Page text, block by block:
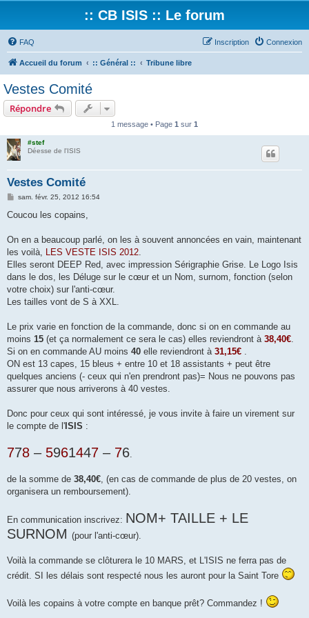
:: CB ISIS :: Le forum
FAQ Connexion
Inscription
Accueil du forum :: Général :: Tribune libre
Vestes Comité
Répondre
1 message • Page 1 sur 1
#stef
Déesse de l'ISIS
Vestes Comité
M
s
g
sam. févr. 25, 2012 16:54
Coucou les copains,
On en a beaucoup parlé, on les à souvent annoncées en vain, maintenant
les voilà, LES VESTE ISIS 2012.
Elles seront DEEP Red, avec impression Sérigraphie Grise. Le Logo Isis
dans le dos, les Déluge sur le cœur et un Nom, surnom, fonction (selon
votre choix) sur l'anti-cœur.
Les tailles vont de S à XXL.
Le prix varie en fonction de la commande, donc si on en commande au
moins 15 (et ça normalement ce sera le cas) elles reviendront à 38,40€.
Si on en commande AU moins 40 elle reviendront à 31,15€ .
ON est 13 capes, 15 bleus + entre 10 et 18 assistants + peut être
quelques anciens (- ceux qui n'en prendront pas)= Nous ne pouvons pas
assurer que nous arriverons à 40 vestes.
Donc pour ceux qui sont intéressé, je vous invite à faire un virement sur
le compte de l' ISIS :
778 – 5961447 – 76.
de la somme de 38,40€, (en cas de commande de plus de 20 vestes, on
organisera un remboursement).
En communication inscrivez: NOM+ TAILLE + LE
SURNOM (pour l'anti-cœur).
Voilà la commande se clôturera le 10 MARS, et L'ISIS ne ferra pas de
crédit. SI les délais sont respecté nous les auront pour la Saint Tore
Voilà les copains à votre compte en banque prêt? Commandez !